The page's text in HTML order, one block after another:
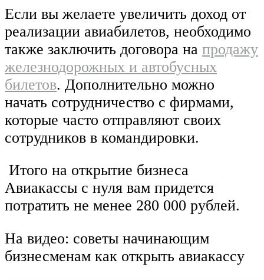
Если вы желаете увеличить доход от
реализации авиабилетов, необходимо
также заключить договора на продажу
железнодорожных и автобусных
билетов. Дополнительно можно
начать сотрудничество с фирмами,
которые часто отправляют своих
сотрудников в командировки.
Итого на открытие бизнеса
Авиакассы с нуля вам придется
потратить не менее 280 000 рублей.
На видео: советы начинающим
бизнесменам как открыть авиакассу